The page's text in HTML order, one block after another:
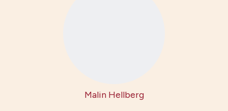
Malin Hellberg